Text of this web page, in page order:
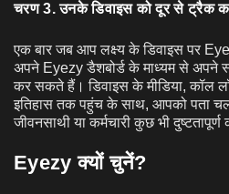
चरण 3. उनके डिवाइस को दूर से ट्रैक
एक बार जब आप लक्ष्य के डिवाइस पर
अपने Eyezy डैशबोर्ड के माध्यम से अपने
कर सकते हैं। डिवाइस के मीडिया, कॉल
इतिहास तक पहुंच के साथ, आपको पता चल
जीवनसाथी या कर्मचारी कुछ भी
Eyezy क्यों चुनें?